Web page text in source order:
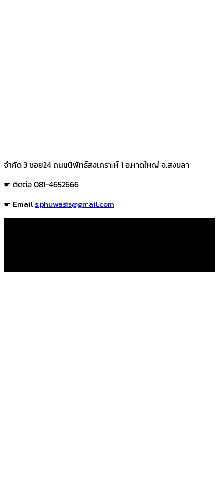
จำกัด 3 ซอย24 ถนนนิพัทธ์สงเคราะห์ 1 อ.หาดใหญ่ จ.สงขลา
☛ ติดต่อ 081-4652666
☛ Emails.phuwasis@gmail.com